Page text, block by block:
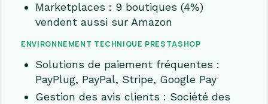
Marketplaces : 9 boutiques (4%)
vendent aussi sur Amazon
ENVIRONNEMENT TECHNIQUE PRESTASHOP
Solutions de paiement fréquentes :
PayPlug, PayPal, Stripe, Google Pay
Gestion des avis clients : Société des